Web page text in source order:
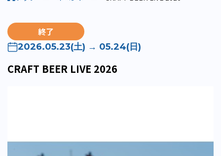
終了
2026.05.23(土) → 05.24(日)
CRAFT BEER LIVE 2026